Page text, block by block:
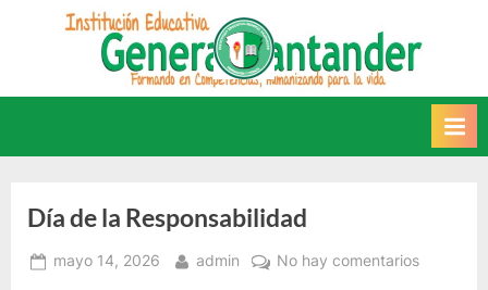
INSTITUCIÓN
EDUCATIVA GENERAL
Este sitio web recoge
información relacionada con la
Día de la Responsabilidad
Posted
mayo 14, 2026 By
admin No hay comentariosen